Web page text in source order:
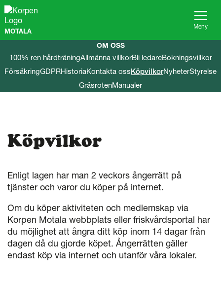
G
a
MOTALA
Meny
OM OSS
100% ren hårdträningAllmänna villkorBli ledareBokningsvillkor
FörsäkringGDPRHistoriaKontakta ossKöpvilkorNyheterStyrelse
GräsrotenManualer
Köpvilkor
Enligt lagen har man 2 veckors ångerrätt på
tjänster och varor du köper på internet.
Om du köper aktiviteten och medlemskap via
Korpen Motala webbplats eller friskvårdsportal har
du möjlighet att ångra ditt köp inom 14 dagar från
dagen då du gjorde köpet. Ångerrätten gäller
endast köp via internet och utanför våra lokaler.